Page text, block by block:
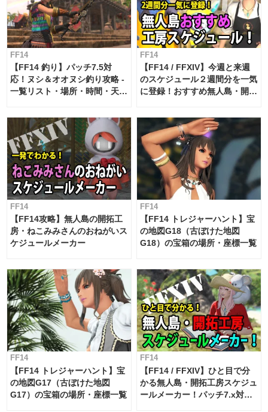
FF14
【FF14 釣り】パッチ7.5対
応！ヌシ＆オオヌシ釣り攻略 -
一覧リスト・場所・時間・天
FF14
【FF14 / FFXIV】今週と来週
のスケジュール２週間分を一気
に登録！おすすめ無人島・開拓
FF14
【FF14攻略】無人島の開拓工
房・ねこみみさんのおねがいス
ケジュールメーカー
FF14
【FF14 トレジャーハント】宝
の地図G18（古ぼけた地図
G18）の宝箱の場所・座標一覧
FF14
【FF14 トレジャーハント】宝
の地図G17（古ぼけた地図
G17）の宝箱の場所・座標一覧
FF14
【FF14 / FFXIV】ひと目で分
かる無人島・開拓工房スケジュ
ールメーカー！パッチ7.x対応